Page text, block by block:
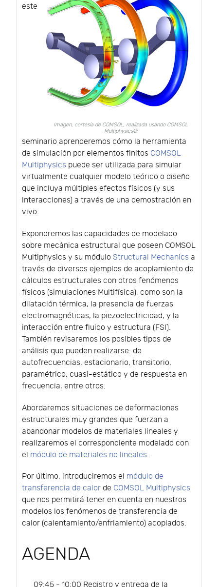
Imagen, cortesía de COMSOL, realizada usando COMSOL
Multiphysics®
este
seminario aprenderemos cómo la herramienta
de simulación por elementos finitos COMSOL
Multiphysics puede ser utilizada para simular
virtualmente cualquier modelo teórico o diseño
que incluya múltiples efectos físicos (y sus
interacciones) a través de una demostración en
vivo.
Expondremos las capacidades de modelado
sobre mecánica estructural que poseen COMSOL
Multiphysics y su módulo Structural Mechanics a
través de diversos ejemplos de acoplamiento de
cálculos estructurales con otros fenómenos
físicos (simulaciones Multifísica), como son la
dilatación térmica, la presencia de fuerzas
electromagnéticas, la piezoelectricidad, y la
interacción entre fluido y estructura (FSI).
También revisaremos los posibles tipos de
análisis que pueden realizarse: de
autofrecuencias, estacionario, transitorio,
paramétrico, cuasi-estático y de respuesta en
frecuencia, entre otros.
Abordaremos situaciones de deformaciones
estructurales muy grandes que fuerzan a
abandonar modelos de materiales lineales y
realizaremos el correspondiente modelado con
el módulo de materiales no lineales.
Por último, introduciremos el módulo de
transferencia de calor de COMSOL Multiphysics
que nos permitirá tener en cuenta en nuestros
modelos los fenómenos de transferencia de
calor (calentamiento/enfriamiento) acoplados.
AGENDA
09:45 - 10:00 Registro y entrega de la